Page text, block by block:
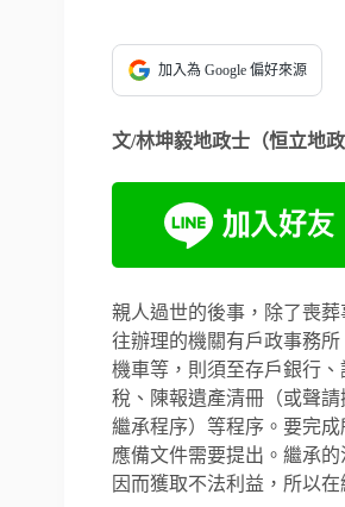
加入為 Google 偏好來源
文/林坤毅地政士（恒立地政
親人過世的後事，除了喪
往辦理的機關有戶政事務
機車等，則須至存戶銀行
稅、陳報遺產清冊（或聲
繼承程序）等程序。要完
應備文件需要提出。繼承
因而獲取不法利益，所以